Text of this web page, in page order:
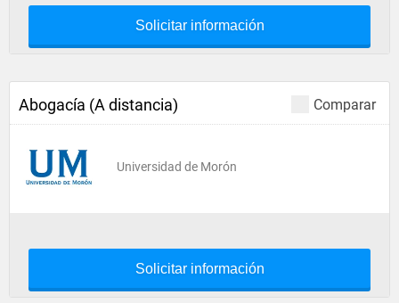
Solicitar información
Comparar
Abogacía (A distancia)
Universidad de Morón
Solicitar información